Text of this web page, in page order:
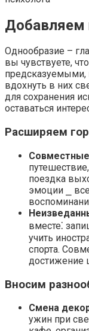
Добавляем
Однообразие –
вы чувствуете,
предсказуемыми,
вдохнуть в них
для сохранения
оставаться
Расширяем
Совместные
поездка
эмоции ⎯
вместе⁚
учить
спорта.​
достижение
Вносим
Смена
ужин при